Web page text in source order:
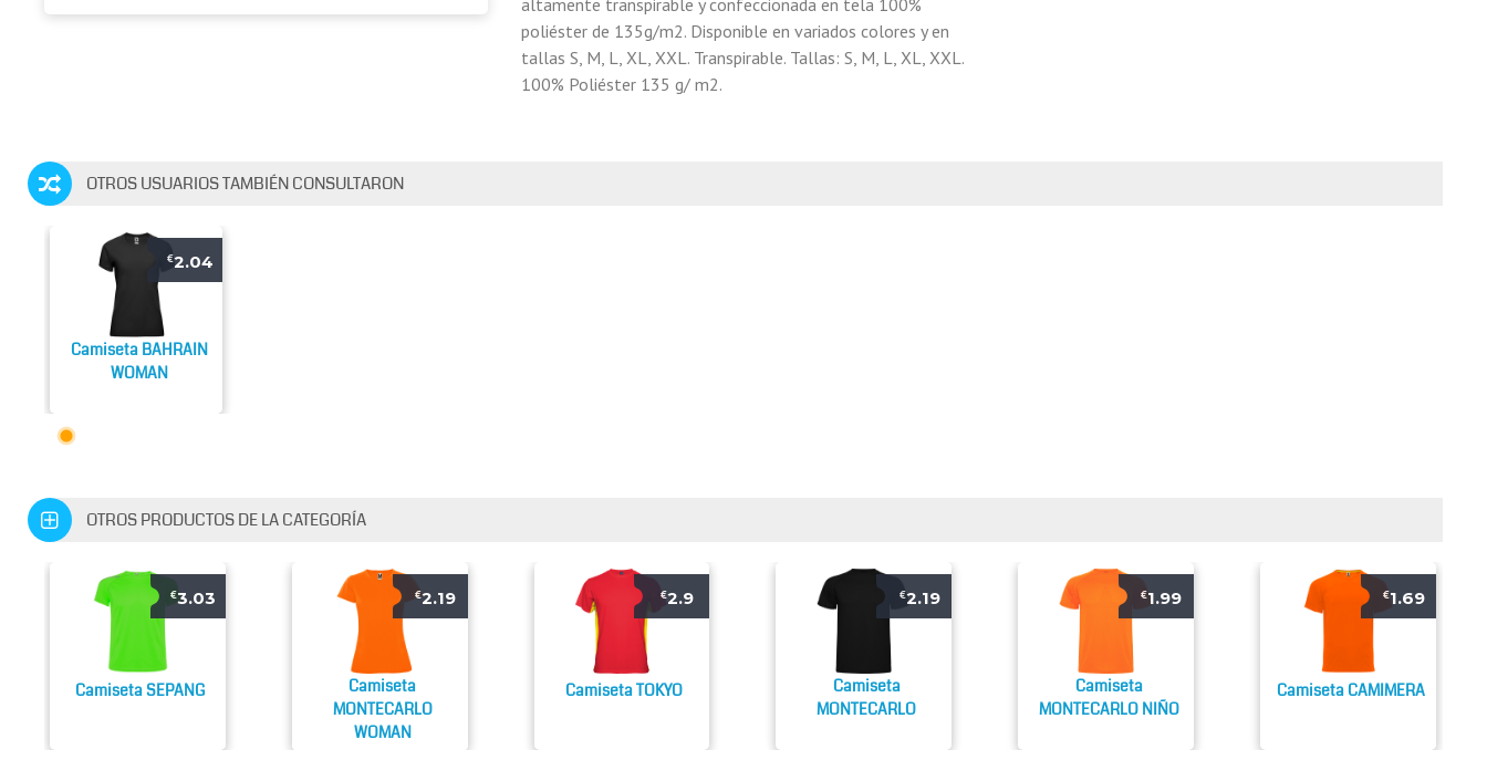
altamente transpirable y confeccionada en tela 100%
poliéster de 135g/m2. Disponible en variados colores y en
tallas S, M, L, XL, XXL. Transpirable. Tallas: S, M, L, XL, XXL.
100% Poliéster 135 g/ m2.
OTROS USUARIOS TAMBIÉN CONSULTARON
€2.04
Camiseta BAHRAIN
WOMAN
OTROS PRODUCTOS DE LA CATEGORÍA
€3.03
Camiseta SEPANG
€2.19
Camiseta
MONTECARLO
WOMAN
€2.9
Camiseta TOKYO
€2.19
Camiseta
MONTECARLO
€1.99
Camiseta
MONTECARLO NIÑO
€1.69
Camiseta CAMIMERA